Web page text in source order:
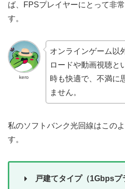
ば、FPSプレイヤーにとって非
す。
kero
オンラインゲーム以
ロードや動画視聴と
時も快適で、不満に
ません。
私のソフトバンク光回線はこの
す。
戸建てタイプ（1Gbpsプ